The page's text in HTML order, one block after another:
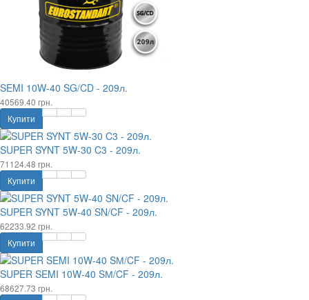
SEMI 10W-40 SG/CD - 209л.
40569.40 грн.
Купити
SUPER SYNT 5W-30 C3 - 209л.
71124.48 грн.
Купити
SUPER SYNT 5W-40 SN/CF - 209л.
62233.92 грн.
Купити
SUPER SEMI 10W-40 SМ/CF - 209л.
68627.73 грн.